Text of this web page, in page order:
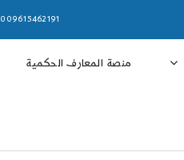
009615462191
منصة المعارف الحكمية